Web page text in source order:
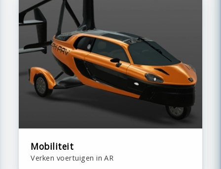
Mobiliteit
Verken voertuigen in AR